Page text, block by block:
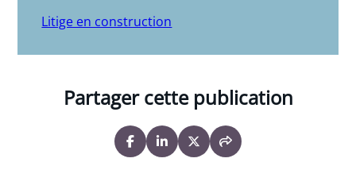
Litige en construction
Partager cette publication